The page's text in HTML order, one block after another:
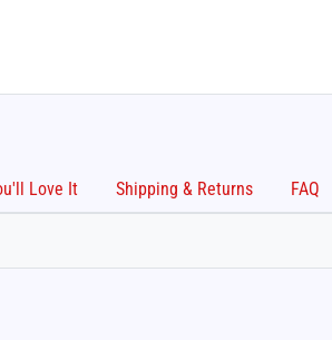
Love It Shipping & Returns FAQ